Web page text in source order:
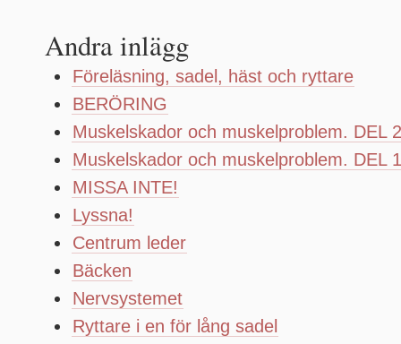
Andra inlägg
Föreläsning, sadel, häst och ryttare
BERÖRING
Muskelskador och muskelproblem. DEL 2
Muskelskador och muskelproblem. DEL 1
MISSA INTE!
Lyssna!
Centrum leder
Bäcken
Nervsystemet
Ryttare i en för lång sadel